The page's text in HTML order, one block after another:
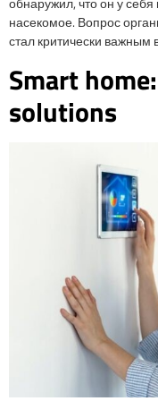
насекомое. Вопрос
стал критически важным
Smart
solutions